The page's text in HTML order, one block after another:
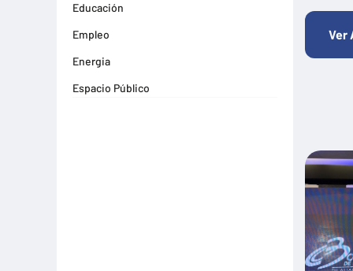
Educación
Empleo
Energia
Espacio Público
Ver